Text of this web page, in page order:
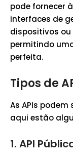
pode fornecer
interfaces de
dispositivos
permitindo
perfeita.
Tipos de
As APIs
aqui estão
1. API